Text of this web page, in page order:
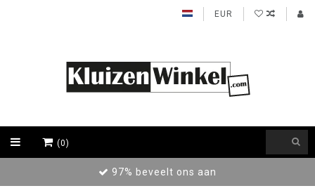
EUR
(0)
Achteraf betalen / Factuur levering